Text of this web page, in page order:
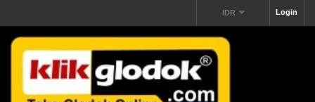
Login
IDR